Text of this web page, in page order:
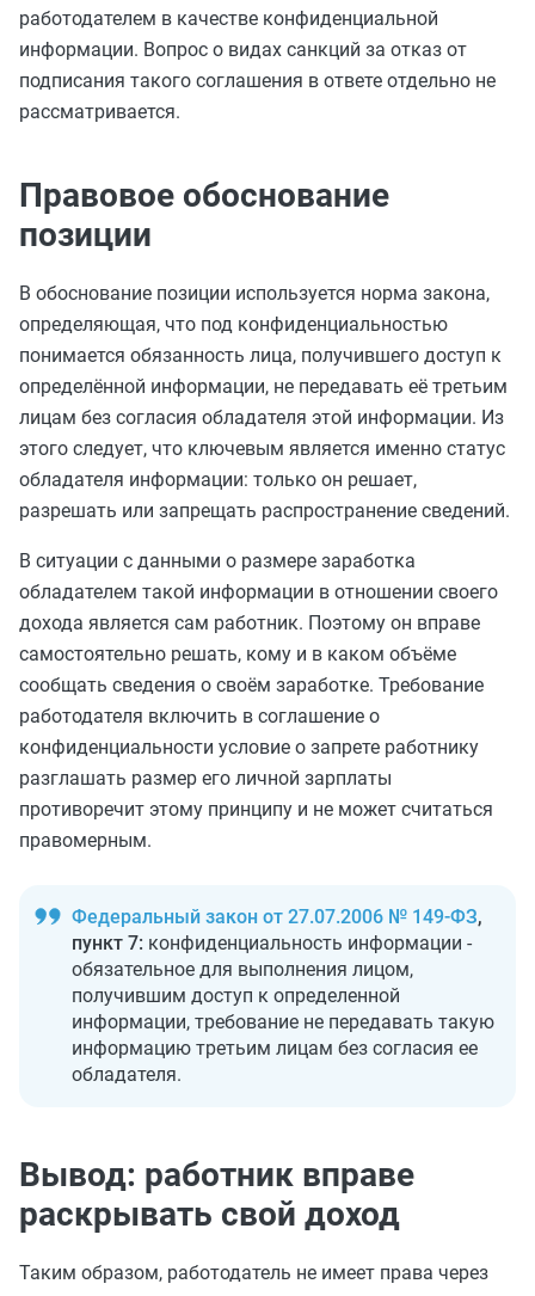
работодателем в качестве конфиденциальной
информации. Вопрос о видах санкций за отказ от
подписания такого соглашения в ответе отдельно не
рассматривается.
Правовое обоснование
позиции
В обоснование позиции используется норма закона,
определяющая, что под конфиденциальностью
понимается обязанность лица, получившего доступ к
определённой информации, не передавать её третьим
лицам без согласия обладателя этой информации. Из
этого следует, что ключевым является именно статус
обладателя информации: только он решает,
разрешать или запрещать распространение сведений.
В ситуации с данными о размере заработка
обладателем такой информации в отношении своего
дохода является сам работник. Поэтому он вправе
самостоятельно решать, кому и в каком объёме
сообщать сведения о своём заработке. Требование
работодателя включить в соглашение о
конфиденциальности условие о запрете работнику
разглашать размер его личной зарплаты
противоречит этому принципу и не может считаться
правомерным.
Федеральный закон от 27.07.2006 № 149-ФЗ,
пункт 7: конфиденциальность информации -
обязательное для выполнения лицом,
получившим доступ к определенной
информации, требование не передавать такую
информацию третьим лицам без согласия ее
обладателя.
Вывод: работник вправе
раскрывать свой доход
Таким образом, работодатель не имеет права через